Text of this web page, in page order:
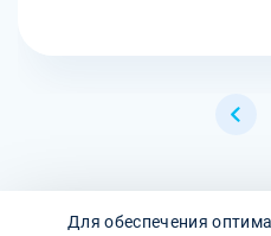
Отзывы
Для обеспечения